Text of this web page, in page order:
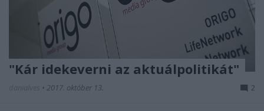
"Kár idekeverni az aktuálpolitikát"
• 2017. október 13. 2